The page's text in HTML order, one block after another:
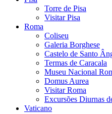
Torre de Pisa
Visitar Pisa
Roma
Coliseu
Galeria Borghese
Castelo de Santo
Termas de Caracala
Museu Nacional
Domus Aurea
Visitar Roma
Excursões Diurnas
Vaticano